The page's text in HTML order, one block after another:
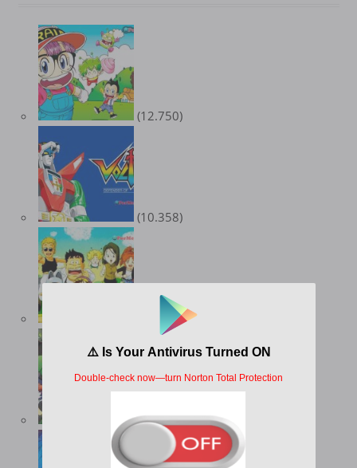
(12.750)
(10.358)
(9.561)
(8.984)